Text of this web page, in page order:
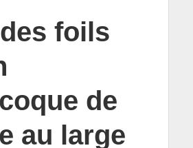
foils
de
au large